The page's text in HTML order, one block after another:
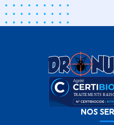
NOS